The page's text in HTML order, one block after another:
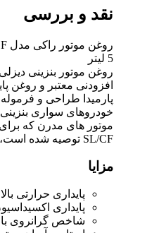
نقد و بررسی
5 لیتر
افزودنی معتبر و روغن
پارمیدا طراحی و
خودروهای سواری
SL/CF توصیه شده است،کاربرد دارد.
مزایا
پایداری حرارتی بالا
پایداری
شاخص گرانروی